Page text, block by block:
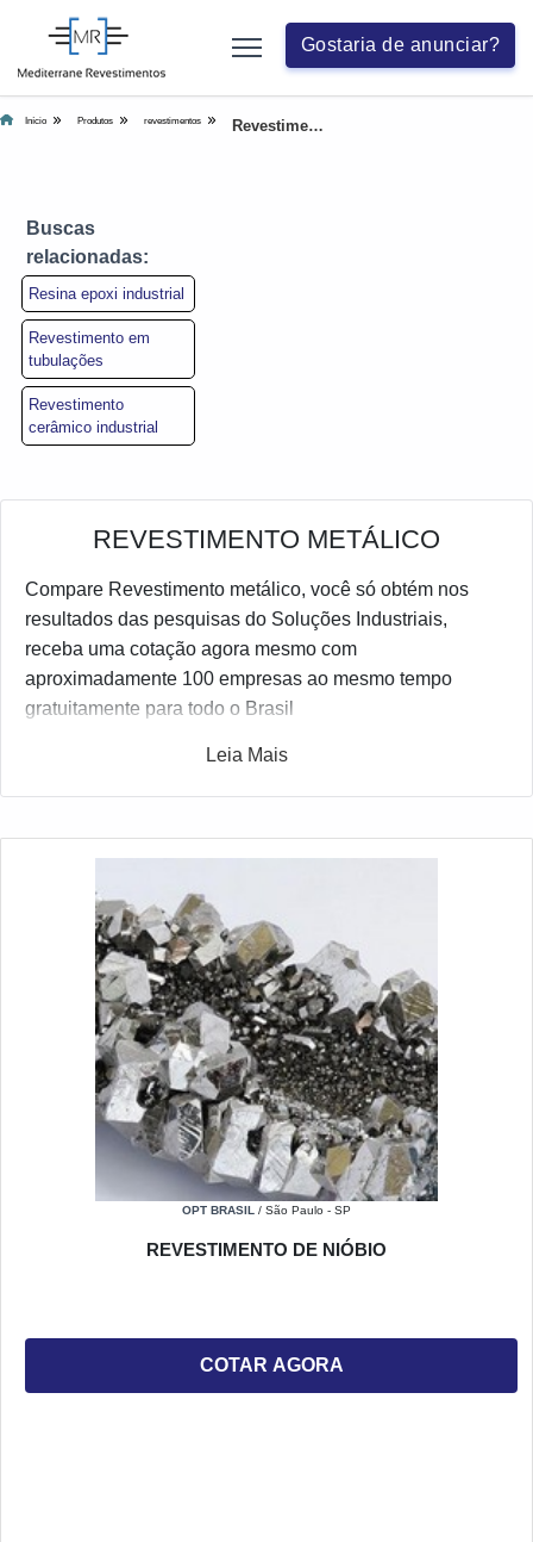
Gostaria de anunciar?
Início Produtos revestimentos Revestimento metálico
Buscas
relacionadas:
Resina epoxi industrial
Revestimento em
tubulações
Revestimento
cerâmico industrial
REVESTIMENTO METÁLICO
Compare Revestimento metálico, você só obtém nos
resultados das pesquisas do Soluções Industriais,
receba uma cotação agora mesmo com
aproximadamente 100 empresas ao mesmo tempo
gratuitamente para todo o Brasil
Possuindo centenas de empresas, o Soluções Industriais
Leia Mais
OPT BRASIL / São Paulo - SP
REVESTIMENTO DE NIÓBIO
COTAR AGORA